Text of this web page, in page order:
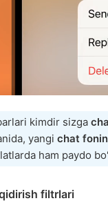
kimdir sizga
yangi chat
ham paydo
filtrlari